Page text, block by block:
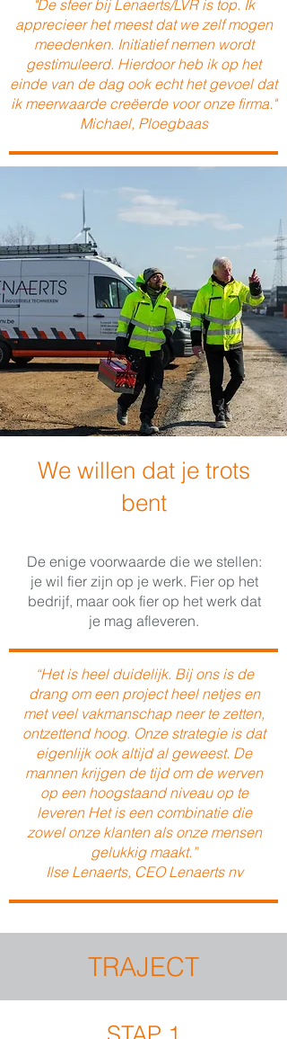
"De sfeer bij Lenaerts/LVR is top. Ik
apprecieer het meest dat we zelf mogen
meedenken. Initiatief nemen wordt
gestimuleerd. Hierdoor heb ik op het
einde van de dag ook echt het gevoel dat
ik meerwaarde creëerde voor onze firma."
Michael, Ploegbaas
We willen dat je trots
bent
De enige voorwaarde die we stellen:
je wil fier zijn op je werk. Fier op het
bedrijf, maar ook fier op het werk dat
je mag afleveren.
“Het is heel duidelijk. Bij ons is de
drang om een project heel netjes en
met veel vakmanschap neer te zetten,
ontzettend hoog. Onze strategie is dat
eigenlijk ook altijd al geweest. De
mannen krijgen de tijd om de werven
op een hoogstaand niveau op te
leveren Het is een combinatie die
zowel onze klanten als onze mensen
gelukkig maakt.”
Ilse Lenaerts, CEO Lenaerts nv
TRAJECT